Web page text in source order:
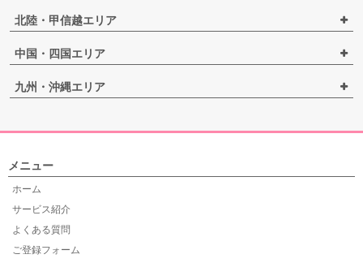
北陸・甲信越エリア
中国・四国エリア
九州・沖縄エリア
メニュー
ホーム
サービス紹介
よくある質問
ご登録フォーム